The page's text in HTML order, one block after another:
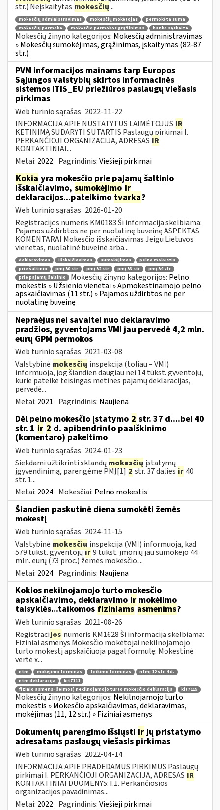
str.) Neįskaitytas mokesčių...
mokesčių administravimas mokesčių mokėtojas
permokėta suma
mokesčių permoka
mokesčio permokos grąžinimas banko sąskaita
Mokesčių žinyno kategorijos: Mokesčių administravimas
» Mokesčių sumokėjimas, grąžinimas, įskaitymas (82-87
str.)
PVM informacijos mainams tarp Europos
Sąjungos valstybių skirtos informacinės
sistemos ITIS_EU priežiūros paslaugų viešasis
pirkimas
Web turinio sąrašas 2022-11-22
INFORMACIJA APIE NUSTATYTUS LAIMĖTOJUS IR
KETINIMĄ SUDARYTI SUTARTIS Paslaugų pirkimai I.
PERKANČIOJI ORGANIZACIJA, ADRESAS IR
KONTAKTINIAI...
Metai: 2022 Pagrindinis:Viešieji pirkimai
Kokia yra mokesčio prie pajamų šaltinio
išskaičiavimo, sumokėjimo ir
deklaracijos...pateikimotvarka?
Web turinio sąrašas 2026-01-20
Registracijos numeris KM0183 Ši informacija skelbiama:
Pajamos uždirbtos ne per nuolatinę buveinę ASPEKTAS
KOMENTARAI Mokesčio išskaičiavimas Jeigu Lietuvos
vienetas, nuolatinė buveinė arba...
deklaravimas išskaičiavimas sumokėjimas
pelno mokestis
prie šaltinio
pmį 50 str pmį 52 str pmį 53 str
pmį 54 str
prie pajamų šaltinio
Mokesčių žinyno kategorijos: Pelno
mokestis » Užsienio vienetai » Apmokestinamojo pelno
apskaičiavimas (11 str.) » Pajamos uždirbtos ne per
nuolatinę buveinę
Nepraėjus nei savaitei nuo deklaravimo
pradžios, gyventojams VMI jau pervedė 4,2 mln.
eurų GPM permokos
Web turinio sąrašas 2021-03-08
Valstybinė mokesčių inspekcija (toliau – VMI)
informuoja, jog šiandien daugiau nei 14 tūkst. gyventojų,
kurie pateikė teisingas metines pajamų deklaracijas,
pervedė...
Metai: 2021 Pagrindinis: Naujiena
Dėl pelno mokesčio įstatymo 2 str. 37 d....bei 40
str. 1 ir 2 d. apibendrinto paaiškinimo
(komentaro) pakeitimo
Web turinio sąrašas 2024-01-23
Siekdami užtikrinti sklandų mokesčių įstatymų
įgyvendinimą, parengėme PMĮ[1]2str. 37 dalies ir 40
str. 1...
Metai: 2024 Mokesčiai: Pelno mokestis
Šiandien paskutinė diena sumokėti žemės
mokestį
Web turinio sąrašas 2024-11-15
Valstybinė mokesčių inspekcija (VMI) informuoja, kad
579 tūkst. gyventojųir9 tūkst. įmonių jau sumokėjo 44
mln. eurų (73 proc.) žemės mokesčio....
Metai: 2024 Pagrindinis: Naujiena
Kokios nekilnojamojo turto mokesčio
apskaičiavimo, deklaravimo ir mokėjimo
taisyklės...taikomos fiziniams asmenims?
Web turinio sąrašas 2021-08-26
Registracijos numeris KM1628 Ši informacija skelbiama:
Fiziniai asmenys Mokesčio mokėtojai nekilnojamojo
turto mokestį apskaičiuoja pagal formulę: Mokestinė
vertė x...
ntm mokėjimo terminas teikimo terminas
ntmį 12 str. 4 d.
ntm deklaracija
kit7111
fizinio asmens (šeimos) nekilnojamojo turto mokesčio deklaracija
kit7115
Mokesčių žinyno kategorijos: Nekilnojamojo turto
mokestis » Mokesčio apskaičiavimas, deklaravimas,
mokėjimas (11, 12 str.) » Fiziniai asmenys
Dokumentų parengimo išsiųsti irjų pristatymo
adresatams paslaugų viešasis pirkimas
Web turinio sąrašas 2022-04-14
INFORMACIJA APIE PRADEDAMUS PIRKIMUS Paslaugų
pirkimai I. PERKANČIOJI ORGANIZACIJA, ADRESAS IR
KONTAKTINIAI DUOMENYS: I.1. Perkančiosios
organizacijos pavadinimas...
Metai: 2022 Pagrindinis:Viešieji pirkimai